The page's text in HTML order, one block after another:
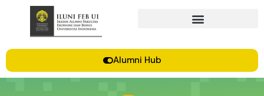
Alumni Hub